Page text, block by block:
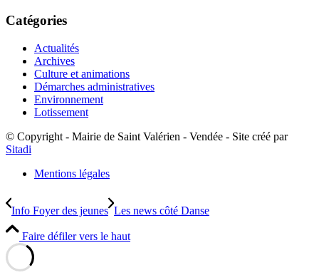
Catégories
Actualités
Archives
Culture et animations
Démarches administratives
Environnement
Lotissement
© Copyright - Mairie de Saint Valérien - Vendée - Site créé par
Sitadi
Mentions légales
Info Foyer des jeunes Les news côté Danse
Faire défiler vers le haut